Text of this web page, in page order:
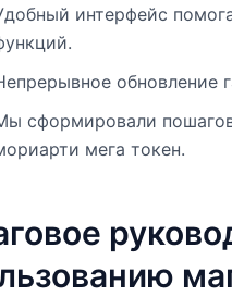
интерфейс
обновление
сформировали
мега токен.